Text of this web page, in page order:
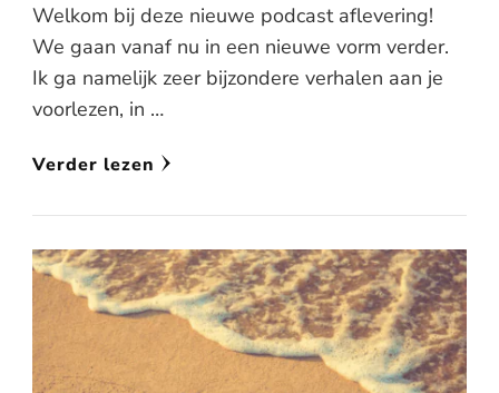
Welkom bij deze nieuwe podcast aflevering!
We gaan vanaf nu in een nieuwe vorm verder.
Ik ga namelijk zeer bijzondere verhalen aan je
voorlezen, in …
Verder lezen